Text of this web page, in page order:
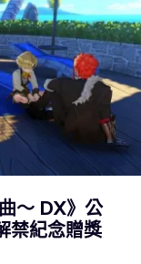
～ DX》公
禁紀念贈獎